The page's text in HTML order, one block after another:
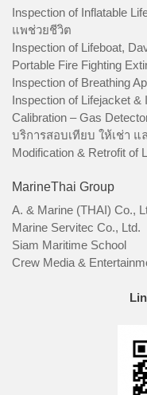
Inspection of Inflatable
แพช่วยชีวิต
Inspection of Lifeboat,
Portable Fire Fighting
Inspection of Breathing
Inspection of Lifejacket &
Calibration – Gas
บริการสอบเทียบ ให้เช่า
Modification & Retrofit of
MarineThai Group
A. & Marine (THAI) Co.,
Marine Servitec Co., Ltd.
Siam Maritime School
Crew Media &